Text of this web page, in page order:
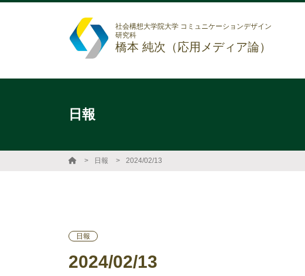
社会構想大学院大学 コミュニケーションデザイン
研究科
橋本 純次（応用メディア論）
日報
日報 2024/02/13
日報
2024/02/13